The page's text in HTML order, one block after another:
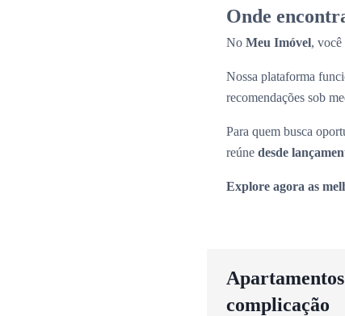
Onde
No Meu Imóvel, você
Nossa plataforma
recomendações sob
Para quem busca
reúne desde
Explore agora as
complicação